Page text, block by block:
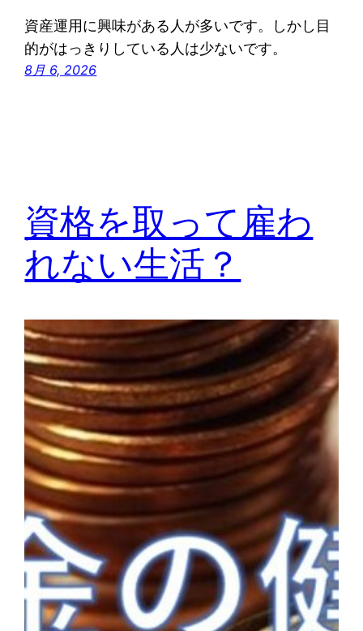
資産運用に興味がある人が多いです。しかし目
的がはっきりしている人は少ないです。
8月 6, 2026
資格を取って雇わ
れない生活？